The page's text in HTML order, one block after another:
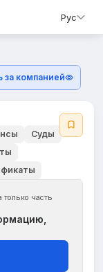
Рус
за компанией
Суды
только часть